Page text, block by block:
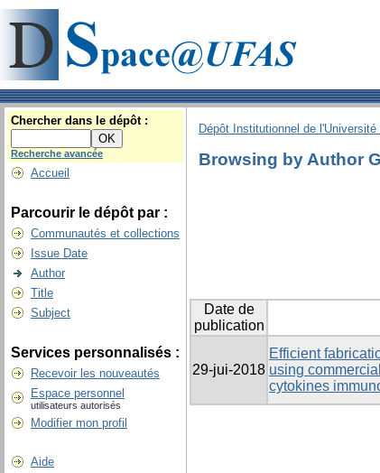
Chercher dans le dépôt :
Recherche avancée
Accueil
Parcourir le dépôt par :
Communautés et collections
Issue Date
Author
Title
Subject
Services personnalisés :
Recevoir les nouveautés
Espace personnel
utilisateurs autorisés
Modifier mon profil
Aide
Dépôt Institutionnel de
Browsing by Author
Date de
publication
29-jui-2018
Efficient
using
cytokines